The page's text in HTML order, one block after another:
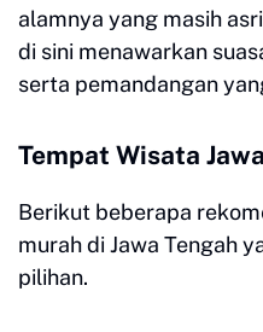
alamnya yang masih
di sini menawarkan
serta pemandangan
Tempat Wisata
Berikut beberapa
murah di Jawa Tengah
pilihan.